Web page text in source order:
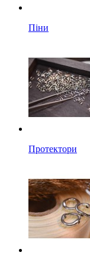
Піни
Протектори